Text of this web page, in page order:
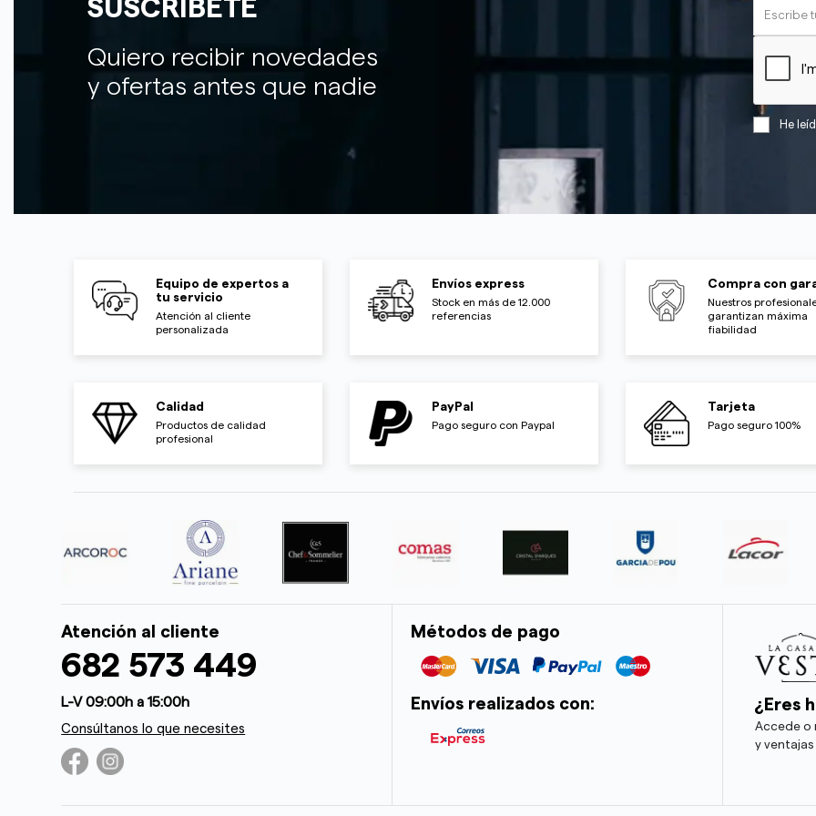
SUSCRÍBETE
Quiero recibir novedades
y ofertas antes que nadie
He
Equipo de expertos a
tu servicio
Atención al cliente
personalizada
Envíos express
Stock en más de 12.000
referencias
Compra con
Nuestros
garantizan máxima
fiabilidad
Calidad
Productos de calidad
profesional
PayPal
Pago seguro con Paypal
Tarjeta
Pago seguro 100%
Atención al cliente
682 573 449
L-V 09:00h a 15:00h
Consúltanos lo que necesites
Métodos de pago
Envíos realizados con: ¿Eres
Accede o
y